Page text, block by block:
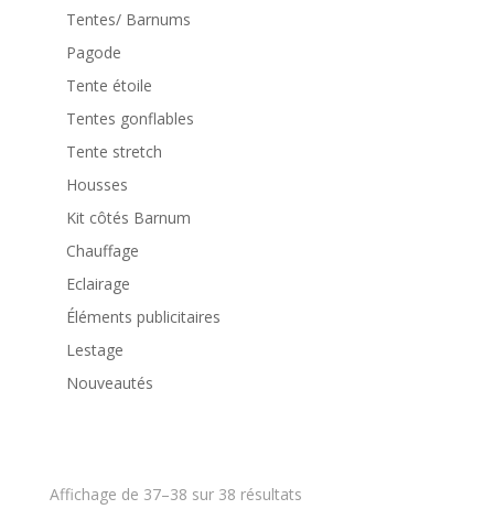
Tentes/ Barnums
Pagode
Tente étoile
Tentes gonflables
Tente stretch
Housses
Kit côtés Barnum
Chauffage
Eclairage
Éléments publicitaires
Lestage
Nouveautés
Affichage de 37–38 sur 38 résultatsTrié